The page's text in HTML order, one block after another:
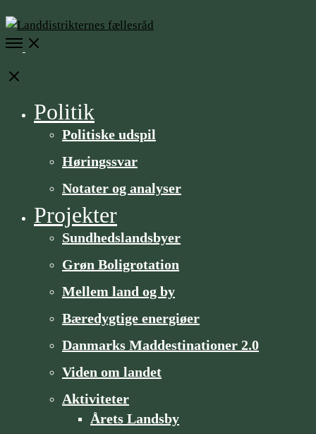
Open
Close
Politik
Politiske udspil
Høringssvar
Notater og analyser
Projekter
Sundheds­­landsbyer
Grøn Boligrotation
Mellem land og by
Bæredygtige energiøer
Danmarks Maddestinationer 2.0
Viden om landet
Aktiviteter
Årets Landsby